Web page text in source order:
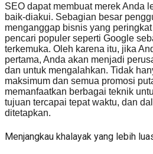
SEO dapat membuat merek Anda
baik-diakui. Sebagian besar
menganggap bisnis yang
pencari populer seperti Google
terkemuka. Oleh karena itu, jika
pertama, Anda akan menjadi
dan untuk mengalahkan. Tidak
maksimum dan semua promosi
memanfaatkan berbagai teknik
tujuan tercapai tepat waktu, dan
ditetapkan.
Menjangkau khalayak yang lebih